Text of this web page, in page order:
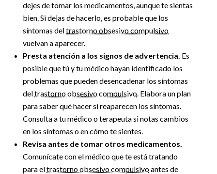
dejes de tomar los medicamentos, aunque te sientas
bien. Si dejas de hacerlo, es probable que los
síntomas deltrastorno obsesivo compulsivo
vuelvan a aparecer.
Presta atención a los signos de advertencia. Es
posible que tú y tu médico hayan identificado los
problemas que pueden desencadenar los síntomas
deltrastorno obsesivo compulsivo. Elabora un plan
para saber qué hacer si reaparecen los síntomas.
Consulta a tu médico o terapeuta si notas cambios
en los síntomas o en cómo te sientes.
Revisa antes de tomar otros medicamentos.
Comunícate con el médico que te está tratando
para eltrastorno obsesivo compulsivoantes de